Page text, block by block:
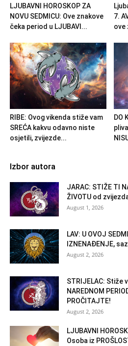
LJUBAVNI HOROSKOP ZA
NOVU SEDMICU: Ove znakove
čeka period u LJUBAVI...
7.
ove
RIBE: Ovog vikenda stiže vam
SREĆA kakvu odavno niste
osjetili, zvijezde...
DO
Izbor autora
JARAC: STIŽE TI
ŽIVOTU od
August 1, 2026
LAV: U OVOJ
IZNENAĐENJE,
August 2, 2026
STRIJELAC: Stiže
NAREDNOM
PROČITAJTE!
August 2, 2026
LJUBAVNI
Osoba iz